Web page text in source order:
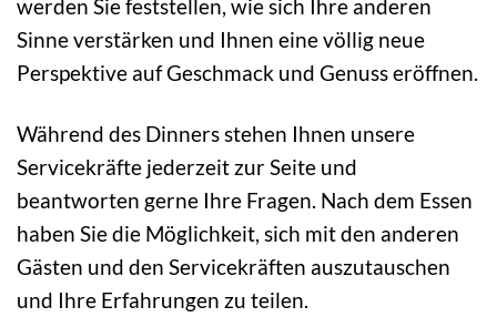
werden Sie feststellen, wie sich Ihre anderen
Sinne verstärken und Ihnen eine völlig neue
Perspektive auf Geschmack und Genuss eröffnen.
Während des Dinners stehen Ihnen unsere
Servicekräfte jederzeit zur Seite und
beantworten gerne Ihre Fragen. Nach dem Essen
haben Sie die Möglichkeit, sich mit den anderen
Gästen und den Servicekräften auszutauschen
und Ihre Erfahrungen zu teilen.